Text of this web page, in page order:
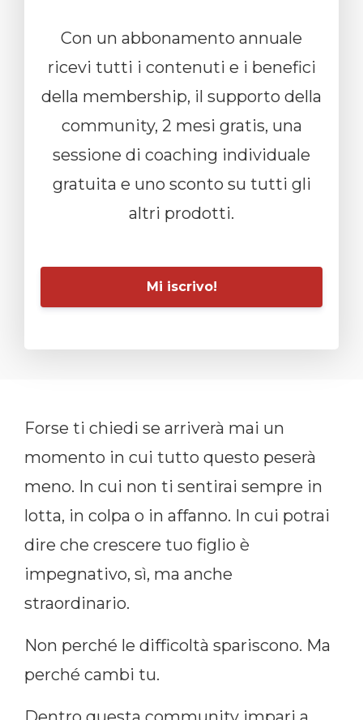
Con un abbonamento annuale
ricevi tutti i contenuti e i benefici
della membership, il supporto della
community, 2 mesi gratis, una
sessione di coaching individuale
gratuita e uno sconto su tutti gli
altri prodotti.
Mi iscrivo!
Forse ti chiedi se arriverà mai un
momento in cui tutto questo peserà
meno. In cui non ti sentirai sempre in
lotta, in colpa o in affanno. In cui potrai
dire che crescere tuo figlio è
impegnativo, sì, ma anche
straordinario.
Non perché le difficoltà spariscono. Ma
perché cambi tu.